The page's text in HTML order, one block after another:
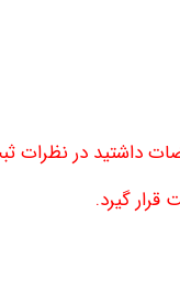
داشتید در نظرات
گیرد.